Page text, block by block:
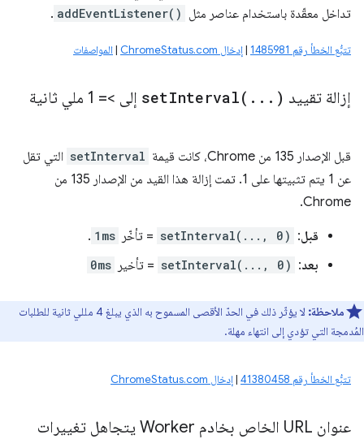
تداخل معقّدة باستخدام عناصر مثل addEventListener()
.
تتبُّع الخطأ رقم 1485981 |إدخال ChromeStatus.com |المواصفات
إزالة تقييد setInterval( . . . ) إلى >= 1 ملي ثانية
قبل الإصدار 135 من Chrome، كانت قيمة setInterval التي تقل
عن 1 يتم تثبيتها على 1. تمت إزالة هذا القيد من الإصدار 135 من
Chrome.
قبل:
setInterval(..., 0) = تأخّر 1ms
.
بعد:
setInterval(..., 0) = تأخير 0ms
ملاحظة:
لا يؤثّر ذلك في الحدّ الأقصى المسموح به الذي يبلغ 4 مللي ثانية للطلبات
المُدمجة التي تؤدي إلى انتهاء مهلة.
تتبُّع الخطأ رقم 41380458 |إدخال ChromeStatus.com
عنوان URL الخاص بخادم Worker يتجاهل تغييرات